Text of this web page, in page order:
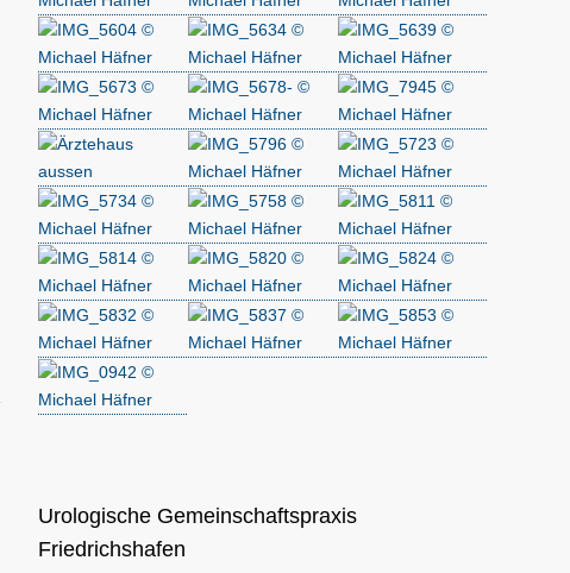
Urologische Gemeinschaftspraxis
Friedrichshafen